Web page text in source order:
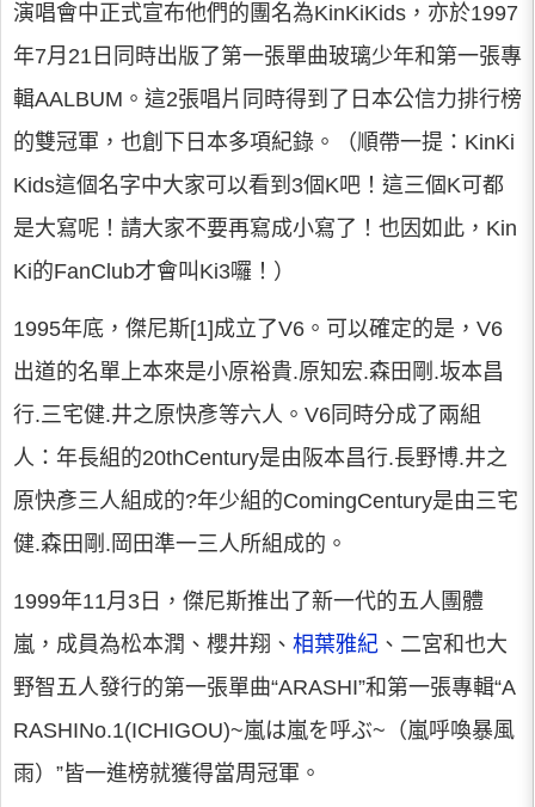
演唱會中正式宣布他們的團名為KinKiKids，亦於1997
年7月21日同時出版了第一張單曲玻璃少年和第一張專
輯AALBUM。這2張唱片同時得到了日本公信力排行榜
的雙冠軍，也創下日本多項紀錄。（順帶一提：KinKi
Kids這個名字中大家可以看到3個K吧！這三個K可都
是大寫呢！請大家不要再寫成小寫了！也因如此，Kin
Ki的FanClub才會叫Ki3囉！）
1995年底，傑尼斯[1]成立了V6。可以確定的是，V6
出道的名單上本來是小原裕貴.原知宏.森田剛.坂本昌
行.三宅健.井之原快彥等六人。V6同時分成了兩組
人：年長組的20thCentury是由阪本昌行.長野博.井之
原快彥三人組成的?年少組的ComingCentury是由三宅
健.森田剛.岡田準一三人所組成的。
1999年11月3日，傑尼斯推出了新一代的五人團體
嵐，成員為松本潤、櫻井翔、 相葉雅紀 、二宮和也大
野智五人發行的第一張單曲“ARASHI”和第一張專輯“A
RASHINo.1(ICHIGOU)~嵐は嵐を呼ぶ~（嵐呼喚暴風
雨）”皆一進榜就獲得當周冠軍。